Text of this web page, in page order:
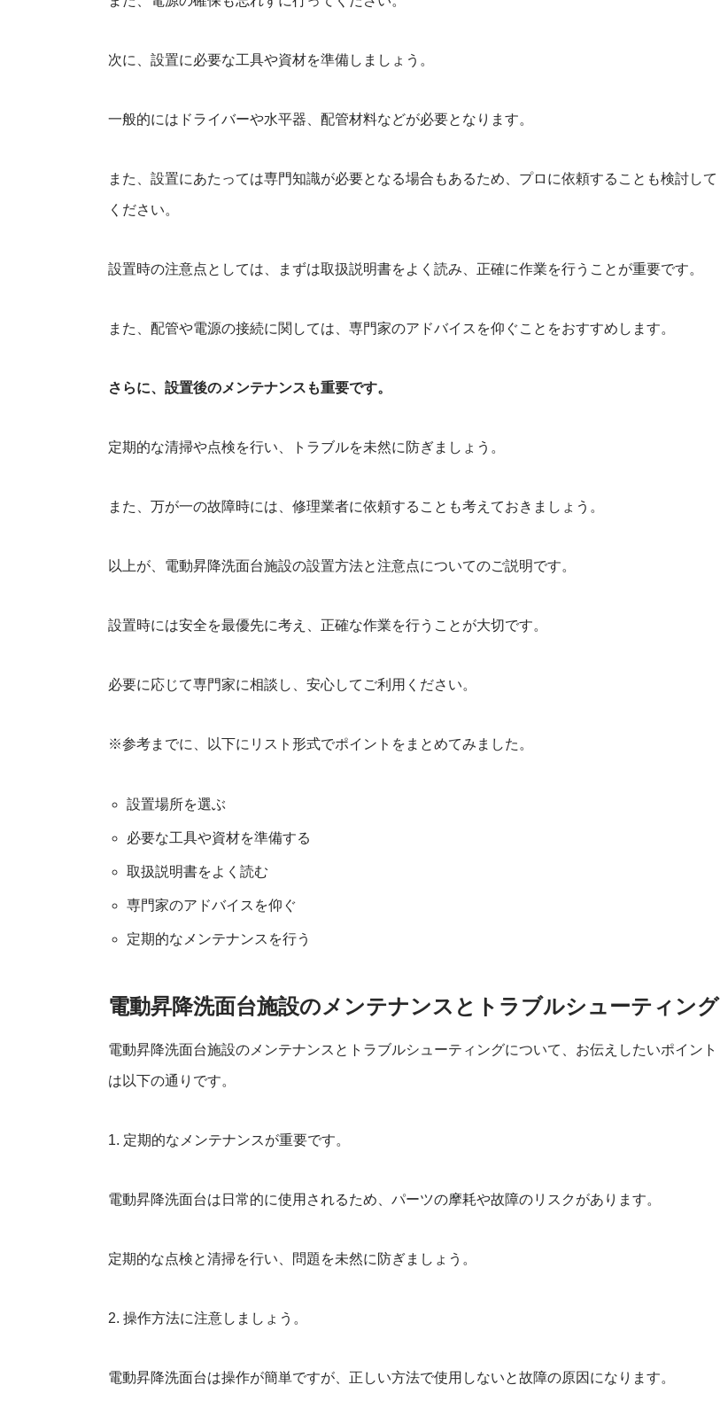
次に、設置に必要な工具や資材を準備しましょう。
一般的にはドライバーや水平器、配管材料などが必要となります。
また、設置にあたっては専門知識が必要となる場合もあるため、プロに依頼することも検討して
ください。
設置時の注意点としては、まずは取扱説明書をよく読み、正確に作業を行うことが重要です。
また、配管や電源の接続に関しては、専門家のアドバイスを仰ぐことをおすすめします。
さらに、設置後のメンテナンスも重要です。
定期的な清掃や点検を行い、トラブルを未然に防ぎましょう。
また、万が一の故障時には、修理業者に依頼することも考えておきましょう。
以上が、電動昇降洗面台施設の設置方法と注意点についてのご説明です。
設置時には安全を最優先に考え、正確な作業を行うことが大切です。
必要に応じて専門家に相談し、安心してご利用ください。
※参考までに、以下にリスト形式でポイントをまとめてみました。
設置場所を選ぶ
必要な工具や資材を準備する
取扱説明書をよく読む
専門家のアドバイスを仰ぐ
定期的なメンテナンスを行う
電動昇降洗面台施設のメンテナンスとトラブルシューティング
電動昇降洗面台施設のメンテナンスとトラブルシューティングについて、お伝えしたいポイント
は以下の通りです。
1. 定期的なメンテナンスが重要です。
電動昇降洗面台は日常的に使用されるため、パーツの摩耗や故障のリスクがあります。
定期的な点検と清掃を行い、問題を未然に防ぎましょう。
2. 操作方法に注意しましょう。
電動昇降洗面台は操作が簡単ですが、正しい方法で使用しないと故障の原因になります。